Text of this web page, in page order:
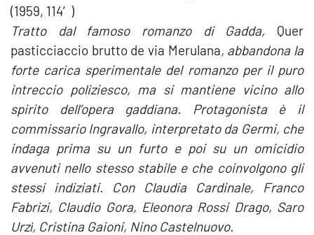
(1959, 114′)
Tratto dal famoso romanzo di Gadda, Quer
pasticciaccio brutto de via Merulana, abbandona la
forte carica sperimentale del romanzo per il puro
intreccio poliziesco, ma si mantiene vicino allo
spirito dell’opera gaddiana. Protagonista è il
commissario Ingravallo, interpretato da Germi, che
indaga prima su un furto e poi su un omicidio
avvenuti nello stesso stabile e che coinvolgono gli
stessi indiziati. Con Claudia Cardinale, Franco
Fabrizi, Claudio Gora, Eleonora Rossi Drago, Saro
Urzì, Cristina Gaioni, Nino Castelnuovo.